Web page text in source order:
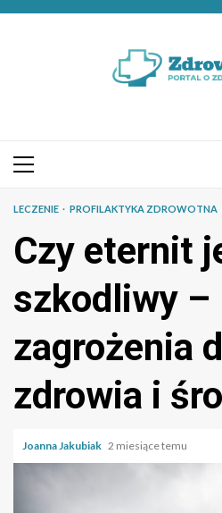
Przejdź
Menu
LECZENIE PROFILAKTYKA ZDROWOTNA
Czy eternit
szkodliwy –
zagrożenia
zdrowia i
Joanna Jakubiak 2 miesiące temu